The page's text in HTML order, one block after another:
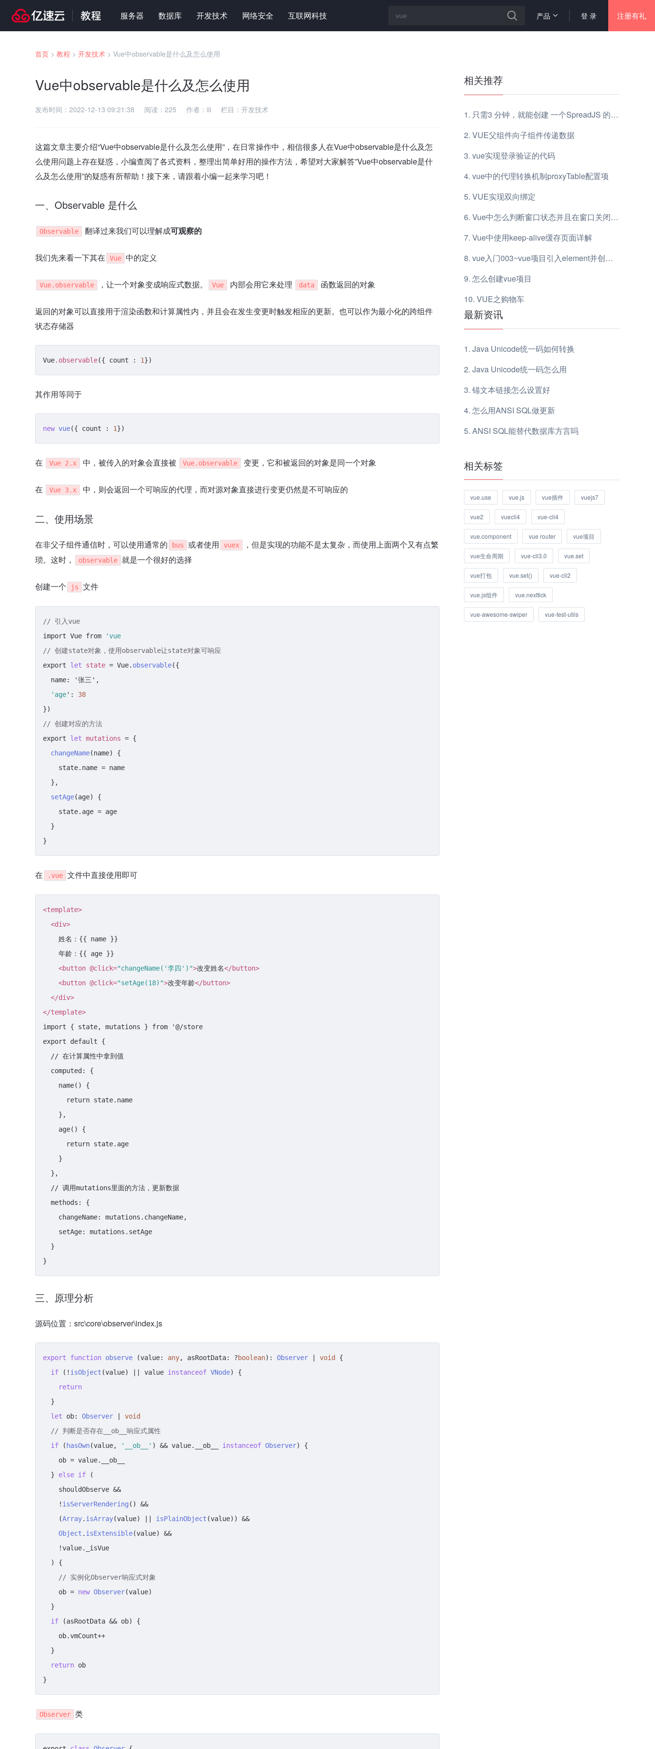
服务器 数据库 开发技术 网络安全 互联网科技 登 录 注册有礼
产品
首页 > 教程 > 开发技术 > Vue中observable是什么及怎么使用
Vue中observable是什么及怎么使用
发布时间： 2022-12-13 09:21:38 阅读： 225 作者： iii 栏目： 开发技术
这篇文章主要介绍“Vue中observable是什么及怎么使用”，在日常操作中，相信很多人在Vue中observable是什么及怎
么使用问题上存在疑惑，小编查阅了各式资料，整理出简单好用的操作方法，希望对大家解答”Vue中observable是什
么及怎么使用”的疑惑有所帮助！接下来，请跟着小编一起来学习吧！
一、Observable 是什么
Observable 翻译过来我们可以理解成可观察的
我们先来看一下其在 Vue 中的定义
Vue.observable ，让一个对象变成响应式数据。 Vue 内部会用它来处理 data 函数返回的对象
返回的对象可以直接用于渲染函数和计算属性内，并且会在发生变更时触发相应的更新。也可以作为最小化的跨组件
状态存储器
Vue.observable({ count : 1})
其作用等同于
new vue({ count : 1})
在 Vue 2.x 中，被传入的对象会直接被 Vue.observable 变更，它和被返回的对象是同一个对象
在 Vue 3.x 中，则会返回一个可响应的代理，而对源对象直接进行变更仍然是不可响应的
二、使用场景
在非父子组件通信时，可以使用通常的 bus 或者使用 vuex
，但是实现的功能不是太复杂，而使用上面两个又有点繁
琐。这时，
observable 就是一个很好的选择
创建一个 js 文件
// 引入vue
import Vue from
'vue
// 创建state对象，使用observable让state对象可响应
export let state = Vue. observable({
name: '张三',
'age': 38
// 创建对应的方法
export let mutations = {
changeName(name) {
state.name = name
},
setAge(age) {
state.age = age
}
}
在 .vue 文件中直接使用即可
<template>
<div>
姓名：{{ name }}
年龄：{{ age }}
<button @click="changeName('李四')">改变姓名</button>
<button @click="setAge(18)">改变年龄</button>
</div>
</template>
import { state, mutations } from '@/store
export default {
// 在计算属性中拿到值
computed: {
name() {
return state.name
},
age() {
return state.age
}
},
// 调用mutations里面的方法，更新数据
methods: {
changeName: mutations.changeName,
setAge: mutations.setAge
}
}
三、原理分析
源码位置：src\core\observer\index.js
export function observe (value: any, asRootData: ?boolean): Observer void
{
if (! isObject (value) || value instanceof VNode) {
return
}
let
ob: Observer
void
// 判断是否存在__ob__响应式属性
if ( hasOwn(value, '__ob__' ) && value. __ob__ instanceof Observer) {
ob = value.
__ob__
} else if (
shouldObserve &&
! isServerRendering () &&
(Array. isArray(value) || isPlainObject (value)) &&
Object . isExtensible(value) &&
!value.
_isVue
) {
// 实例化Observer响应式对象
ob = new Observer(value)
}
if (asRootData && ob) {
ob.vmCount++
}
return ob
}
Observer 类
最新资讯
Java Unicode统一码如何转换
Java Unicode统一码怎么用
锚文本链接怎么设置好
怎么用ANSI SQL做更新
ANSI SQL能替代数据库方言吗
相关推荐
只需3 分钟，就能创建 一个SpreadJS 的 Vue 项
VUE父组件向子组件传递数据
vue实现登录验证的代码
vue中的代理转换机制proxyTable配置项
VUE实现双向绑定
Vue中怎么判断窗口状态并且在窗口关闭前发送请求？
Vue中使用keep-alive缓存页面详解
vue入门003~vue项目引入element并创建一个登录页面
怎么创建vue项目
VUE之购物车
相关标签
vue.use vue.js vue插件 vuejs7
vue2 vuecli4 vue-cli4
vue.component vue router vue项目
vue生命周期 vue-cli3.0 vue.set
vue打包 vue.set() vue-cli2
vue.js组件 vue.nexttick
vue-awesome-swiper vue-test-utils